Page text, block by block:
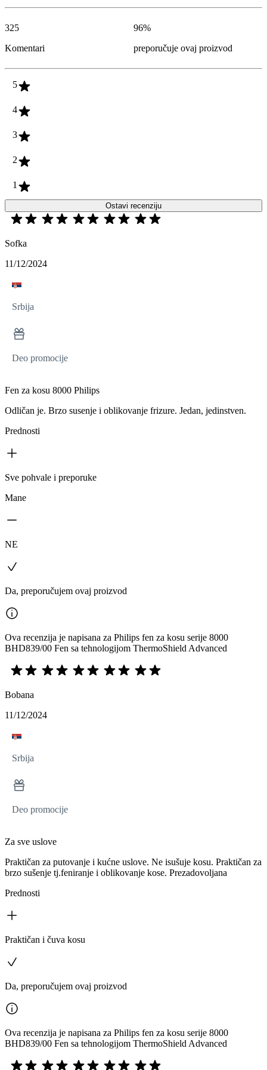
325
Komentari
96%
preporučuje ovaj proizvod
5
4
3
2
1
Ostavi recenziju
Sofka
11/12/2024
Srbija
Deo promocije
Fen za kosu 8000 Philips
Odličan je. Brzo susenje i oblikovanje frizure. Jedan, jedinstven.
Prednosti
Sve pohvale i preporuke
Mane
NE
Da, preporučujem ovaj proizvod
Ova recenzija je napisana za Philips fen za kosu serije 8000
BHD839/00 Fen sa tehnologijom ThermoShield Advanced
Bobana
11/12/2024
Srbija
Deo promocije
Za sve uslove
Praktičan za putovanje i kućne uslove. Ne isušuje kosu. Praktičan za
brzo sušenje tj.feniranje i oblikovanje kose. Prezadovoljana
Prednosti
Praktičan i čuva kosu
Da, preporučujem ovaj proizvod
Ova recenzija je napisana za Philips fen za kosu serije 8000
BHD839/00 Fen sa tehnologijom ThermoShield Advanced